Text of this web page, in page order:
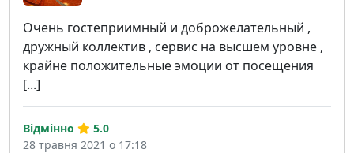
Очень гостеприимный и доброжелательный ,
дружный коллектив , сервис на высшем уровне ,
крайне положительные эмоции от посещения
[...]
Відмінно
5.0
28 травня 2021 о 17:18